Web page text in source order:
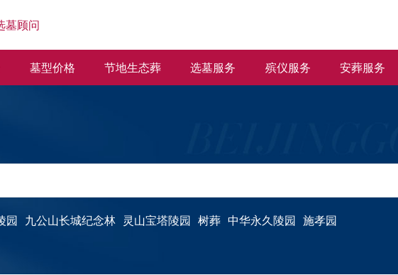
墓顾问
墓型价格 节地生态葬 选墓服务 殡仪服务 安葬服务
园 九公山长城纪念林 灵山宝塔陵园 树葬 中华永久陵园 施孝园